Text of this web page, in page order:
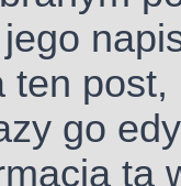
ten
go
ta